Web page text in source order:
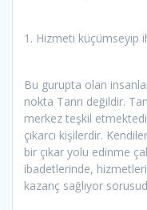
1. Hizmeti küçümseyip
Bu gurupta olan
nokta Tanrı değildir.
merkez teşkil
çıkarcı kişilerdir.
bir çıkar yolu edinme
ibadetlerinde,
kazanç sağlıyor